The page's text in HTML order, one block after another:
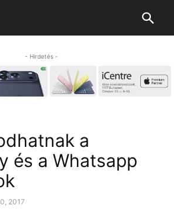
- Hirdetés -
a
és a Whatsapp
2017